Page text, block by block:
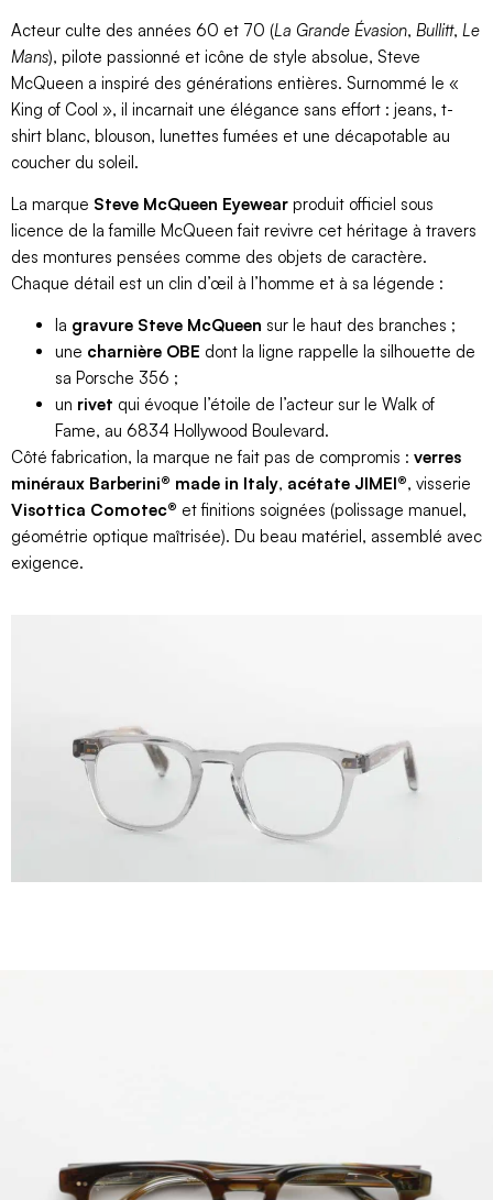
Acteur culte des années 60 et 70 (La Grande Évasion, Bullitt, Le
Mans), pilote passionné et icône de style absolue, Steve
McQueen a inspiré des générations entières. Surnommé le «
King of Cool », il incarnait une élégance sans effort : jeans, t-
shirt blanc, blouson, lunettes fumées et une décapotable au
coucher du soleil.
La marque Steve McQueen Eyewear produit officiel sous
licence de la famille McQueen fait revivre cet héritage à travers
des montures pensées comme des objets de caractère.
Chaque détail est un clin d’œil à l’homme et à sa légende :
la gravure Steve McQueen sur le haut des branches ;
une charnière OBE dont la ligne rappelle la silhouette de
sa Porsche 356 ;
un rivet qui évoque l’étoile de l’acteur sur le Walk of
Fame, au 6834 Hollywood Boulevard.
Côté fabrication, la marque ne fait pas de compromis : verres
minéraux Barberini® made in Italy, acétate JIMEI®, visserie
Visottica Comotec® et finitions soignées (polissage manuel,
géométrie optique maîtrisée). Du beau matériel, assemblé avec
exigence.